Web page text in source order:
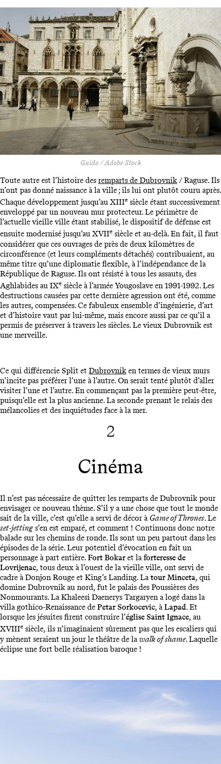
Guido / Adobe Stock
Toute autre est l’histoire des remparts de Dubrovnik / Raguse. Ils
n’ont pas donné naissance à la ville ; ils lui ont plutôt couru après.
Chaque développement jusqu’au XIIIe siècle étant successivement
enveloppé par un nouveau mur protecteur. Le périmètre de
l’actuelle vieille ville étant stabilisé, le dispositif de défense est
ensuite modernisé jusqu’au XVIIe siècle et au-delà. En fait, il faut
considérer que ces ouvrages de près de deux kilomètres de
circonférence (et leurs compléments détachés) contribuaient, au
même titre qu’une diplomatie flexible, à l’indépendance de la
République de Raguse. Ils ont résisté à tous les assauts, des
Aghlabides au IXe siècle à l’armée Yougoslave en 1991-1992. Les
destructions causées par cette dernière agression ont été, comme
les autres, compensées. Ce fabuleux ensemble d’ingénierie, d’art
et d’histoire vaut par lui-même, mais encore aussi par ce qu’il a
permis de préserver à travers les siècles. Le vieux Dubrovnik est
une merveille.
Ce qui différencie Split et Dubrovnik en termes de vieux murs
n’incite pas préférer l’une à l’autre. On serait tenté plutôt d’aller
visiter l’une et l’autre. En commençant pas la première peut-être,
puisqu’elle est la plus ancienne. La seconde prenant le relais des
mélancolies et des inquiétudes face à la mer.
2
Cinéma
Il n’est pas nécessaire de quitter les remparts de Dubrovnik pour
envisager ce nouveau thème. S’il y a une chose que tout le monde
sait de la ville, c’est qu’elle a servi de décor à Game of Thrones. Le
set-jettings’en est emparé, et comment ! Continuons donc notre
balade sur les chemins de ronde. Ils sont un peu partout dans les
épisodes de la série. Leur potentiel d’évocation en fait un
personnage à part entière.Fort Bokaret laforteresse de
Lovrijenac, tous deux à l’ouest de la vieille ville, ont servi de
cadre à Donjon Rouge et King’s Landing. Latour Minceta, qui
domine Dubrovnik au nord, fut le palais des Poussières des
Nonmourants. La Khaleesi Daenerys Targaryen a logé dans la
villa gothico-Renaissance de Petar Sorkocevic, àLapad. Et
lorsque les jésuites firent construire l’église Saint Ignace, au
XVIIIe siècle, ils n’imaginaient sûrement pas que les escaliers qui
y mènent seraient un jour le théâtre de la walk of shame. Laquelle
éclipse une fort belle réalisation baroque !